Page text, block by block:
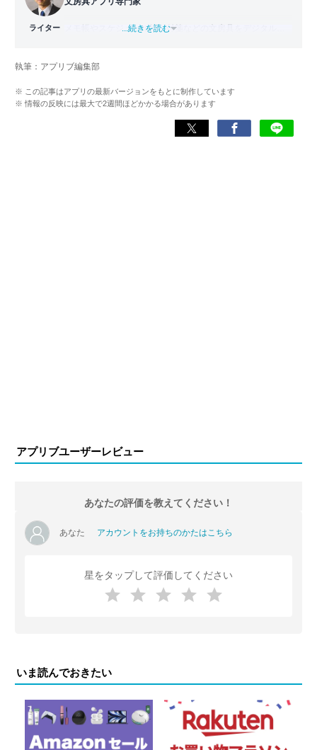
ライター
メモ帳やスケジュール帳、付箋などの文房具をデジタル化
務めた後、文房具アプリの専門家として監修・ライター業
『TimeTree』『Measure』など700以上。
...続きを読む
執筆：アプリブ編集部
※ この記事はアプリの最新バージョンをもとに制作しています
※ 情報の反映には最大で2週間ほどかかる場合があります
アプリブユーザーレビュー
あなたの評価を教えてください！
あなた アカウントをお持ちのかたはこちら
星をタップして評価してください
いま読んでおきたい